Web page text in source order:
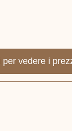
per vedere i